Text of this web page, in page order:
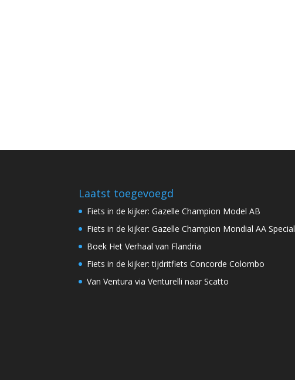
Laatst toegevoegd
Fiets in de kijker: Gazelle Champion Model AB
Fiets in de kijker: Gazelle Champion Mondial AA Special
Boek Het Verhaal van Flandria
Fiets in de kijker: tijdritfiets Concorde Colombo
Van Ventura via Venturelli naar Scatto